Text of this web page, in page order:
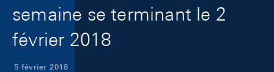
semaine se terminant le 2
février 2018
5 février 2018